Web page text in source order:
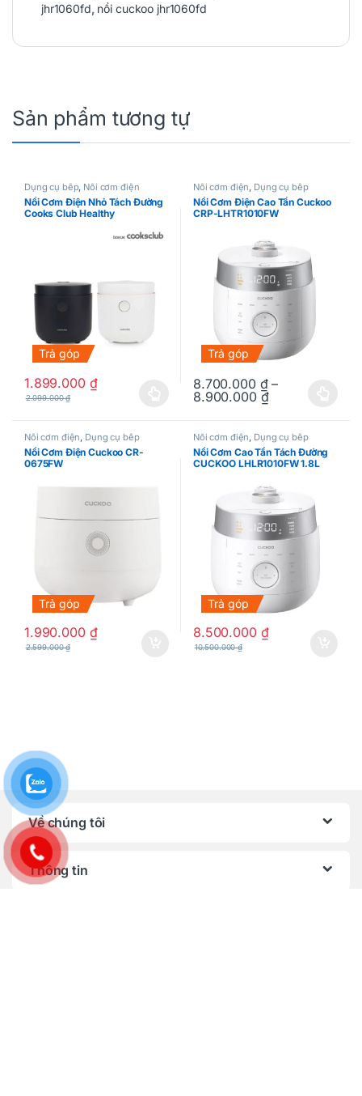
jhr1060fd, nồi cuckoo jhr1060fd
Sản phẩm tương tự
Dụng cụ bếp, Nồi cơm điện
Nồi Cơm Điện Nhỏ Tách Đường
Cooks Club Healthy
Trả góp
1.899.000 ₫
2.099.000₫
Sản phẩm này có nhiều biến thể. Các tùy chọn có thể được
Nồi cơm điện, Dụng cụ bếp
Nồi Cơm Điện Cao Tần Cuckoo
CRP-LHTR1010FW
Trả góp
8.700.000 ₫–
8.900.000 ₫
Sản phẩm này có nhiều biến
Nồi cơm điện, Dụng cụ bếp
Nồi Cơm Điện Cuckoo CR-
0675FW
Trả góp
1.990.000 ₫
2.599.000₫
Nồi cơm điện, Dụng cụ bếp
Nồi Cơm Cao Tần Tách Đường
CUCKOO LHLR1010FW 1.8L
Trả góp
8.500.000 ₫
10.500.000₫
Về chúng tôi
Thông tin